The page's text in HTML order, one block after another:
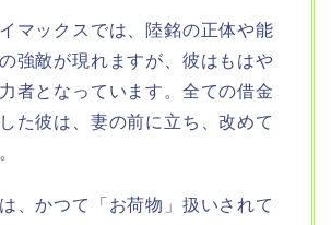
マックスでは、陸銘の正体や能
強敵が現れますが、彼はもはや
者となっています。全ての借金
た彼は、妻の前に立ち、改めて
、かつて「お荷物」扱いされて